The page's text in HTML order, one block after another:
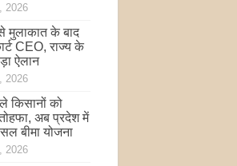
2026
मुलाकात के बाद
CEO, राज्य के
ऐलान
2026
किसानों को
अब प्रदेश में
बीमा योजना
2026